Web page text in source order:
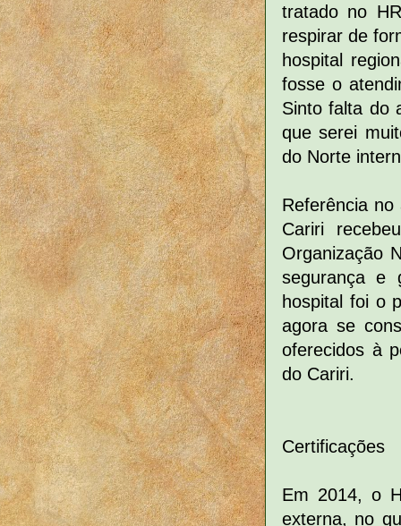
tratado no
respirar de
hospital
fosse o
Sinto falta do
que serei
do Norte
Referência
Cariri
Organização
segurança e
hospital foi o
agora se
oferecidos à
do Cariri.
Certificações
Em 2014, o
externa, no